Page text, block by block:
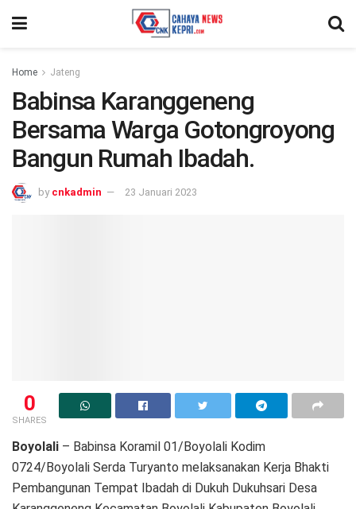
Home Jateng
Babinsa Karanggeneng
Bersama Warga Gotongroyong
Bangun Rumah Ibadah.
by cnkadmin 23 Januari 2023
0
SHARES
Boyolali – Babinsa Koramil 01/Boyolali Kodim
0724/Boyolali Serda Turyanto melaksanakan Kerja Bhakti
Pembangunan Tempat Ibadah di Dukuh Dukuhsari Desa